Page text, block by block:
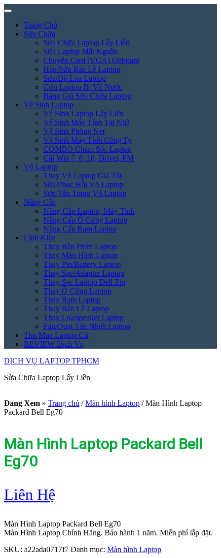
Trang Chủ
Sửa Chữa
Sửa Chữa Laptop Lấy Liền
Sửa Laptop Mất Nguồn
Chuyển Card (VGA) Onboard
Hàn/Sửa Bản Lề Laptop
Sửa/Độ Loa Laptop
Cứu Laptop Bị Vô Nước
Bảng Giá Sửa Chữa Laptop
Vệ Sinh Laptop
Vệ Sinh Laptop Lấy Liền
Vệ Sinh Máy Tính Tại Nhà
Vệ Sinh Phòng Net
Vệ Sinh Máy Tính Công Ty
COMBO Chăm Sóc Laptop
Cài Win 7, 8, 10, Driver, PM
Vỏ Laptop
Thay Vỏ Laptop Giá Tốt
Sửa/Phục Hồi Vỏ Laptop
Sơn/Tân Trang Vỏ Laptop
Nâng Cấp
Nâng Cấp Laptop, Máy Tính
Nâng Cấp Ổ Cứng Laptop
Nâng Cấp Ram Laptop
Linh Kiện
Thay Bàn Phím Laptop
Thay Màn Hình Laptop
Thay Pin/Battery Laptop
Thay Sạc/Adapter Laptop
Thay Sạc Laptop Dell Zin
Thay Ổ Cứng Laptop
Thay Ram Laptop
Thay Bản Lề Laptop
Thay Loa/speaker Laptop
Fan/Quạt Tản Nhiệt Laptop
Thu Mua Laptop Cũ
REVIEW Dịch Vụ
DỊCH VỤ LAPTOP TPHCM
Sửa Chữa Laptop Lấy Liền
Đang Xem » Trang chủ / Màn hình Laptop /Màn Hình Laptop
Packard Bell Eg70
Màn Hình Laptop Packard Bell
Eg70
Liên Hệ
Màn Hình Laptop Packard Bell Eg70
Màn Hình Laptop Chính Hãng. Bảo hành 1 năm. Miễn phí lắp đặt.
SKU: a22ada0717f7 Danh mục: Màn hình Laptop